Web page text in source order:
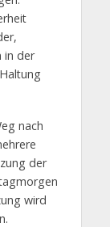
in der
nach
der
wird